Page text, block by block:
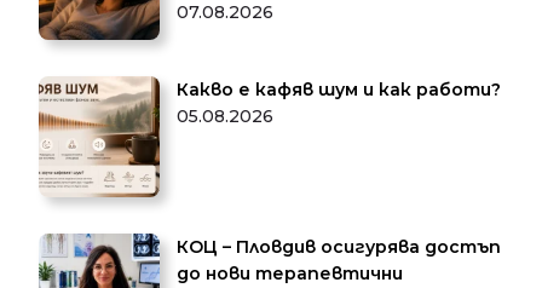
07.08.2026
Какво е кафяв шум и как работи?
05.08.2026
КОЦ – Пловдив осигурява достъп
до нови терапевтични